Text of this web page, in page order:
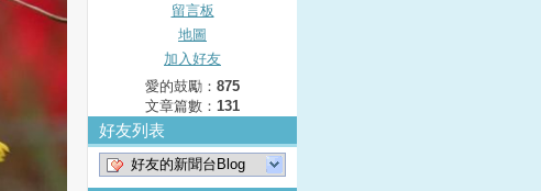
留言板
地圖
加入好友
愛的鼓勵： 875
文章篇數： 131
好友列表
好友的新聞台Blog